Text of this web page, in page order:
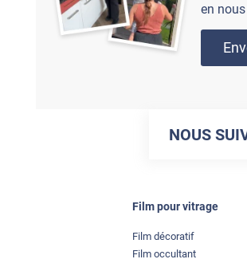
en
NOUS
Film pour vitrage
Film décoratif
Film occultant